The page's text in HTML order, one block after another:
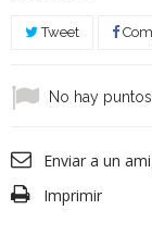
Tweet
No hay
Enviar a un
Imprimir